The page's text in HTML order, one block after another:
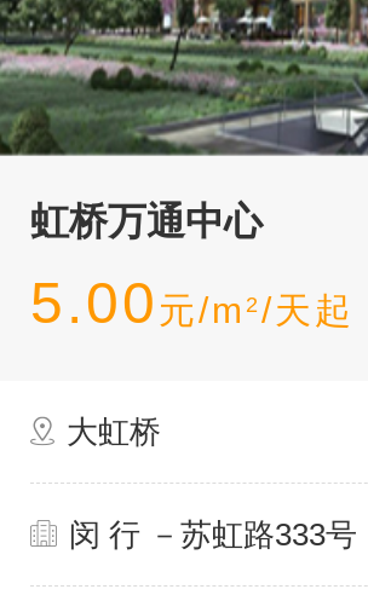
虹桥万通中心
5.00 元/m 2 /天起
大虹桥
闵 行 －苏虹路333号